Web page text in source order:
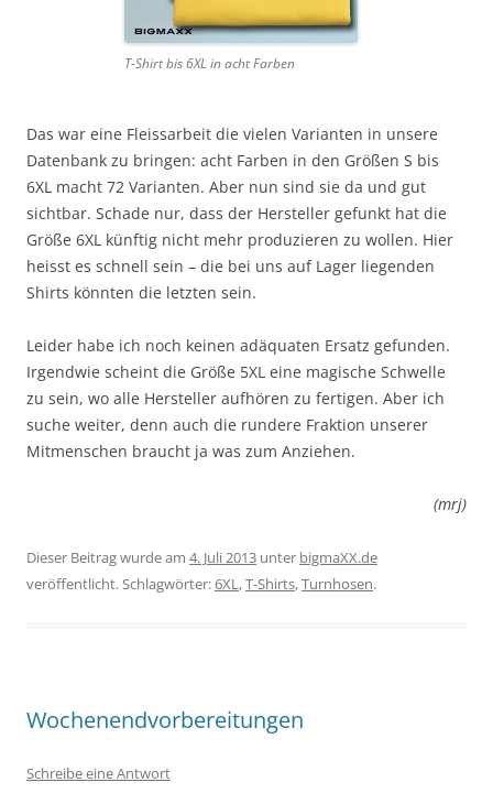
T-Shirt bis 6XL in acht Farben
Das war eine Fleissarbeit die vielen Varianten in unsere
Datenbank zu bringen: acht Farben in den Größen S bis
6XL macht 72 Varianten. Aber nun sind sie da und gut
sichtbar. Schade nur, dass der Hersteller gefunkt hat die
Größe 6XL künftig nicht mehr produzieren zu wollen. Hier
heisst es schnell sein – die bei uns auf Lager liegenden
Shirts könnten die letzten sein.
Leider habe ich noch keinen adäquaten Ersatz gefunden.
Irgendwie scheint die Größe 5XL eine magische Schwelle
zu sein, wo alle Hersteller aufhören zu fertigen. Aber ich
suche weiter, denn auch die rundere Fraktion unserer
Mitmenschen braucht ja was zum Anziehen.
(mrj)
Dieser Beitrag wurde am 4. Juli 2013 unter bigmaXX.de
veröffentlicht. Schlagwörter:6XL,T-Shirts,Turnhosen.
Wochenendvorbereitungen
Schreibe eine Antwort